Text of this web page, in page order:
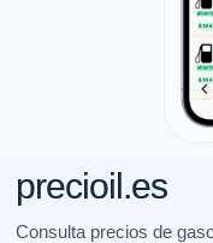
precioil.es
Consulta precios de